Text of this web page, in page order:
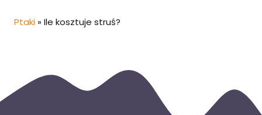
Ptaki » Ile kosztuje struś?